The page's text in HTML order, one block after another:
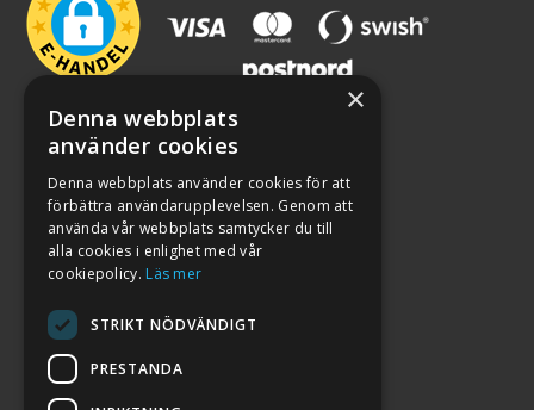
×
Denna webbplats
använder cookies
Denna webbplats använder cookies för att
förbättra användarupplevelsen. Genom att
använda vår webbplats samtycker du till
alla cookies i enlighet med vår
cookiepolicy. Läs mer
STRIKT NÖDVÄNDIGT
PRESTANDA